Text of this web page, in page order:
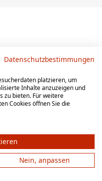
Datenschutzbestimmungen
platzieren, um
Inhalte anzuzeigen und
zu bieten. Für weitere
Cookies öffnen Sie die
Nein, anpassen